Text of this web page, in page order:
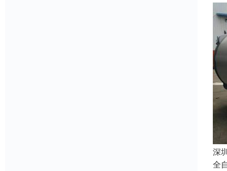
深
全